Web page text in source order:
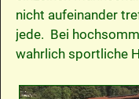
nicht aufeinander
jede. Bei
wahrlich sportliche